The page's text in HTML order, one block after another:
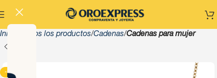
Inicio Todos los productos Cadenas Cadenas para mujer
-13%